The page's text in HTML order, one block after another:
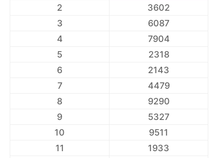
2
3602
3
6087
4
7904
5
2318
6
2143
7
4479
8
9290
9
5327
10
9511
11
1933